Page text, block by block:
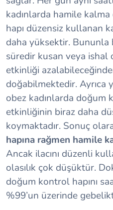
kadınlarda hamile kalma
hapı düzensiz kullanan
daha yüksektir.
süredir kusan veya ishal
etkinliği
doğabilmektedir. Ayrıca
obez kadınlarda doğum
etkinliğinin biraz daha
koymaktadır. Sonuç
hapına rağmen hamile
Ancak ilacını düzenli
olasılık çok düşüktür.
doğum kontrol hapını
%99’un üzerinde